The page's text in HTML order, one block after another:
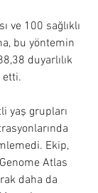
ve 100 sağlıklı
bu yöntemin
duyarlılık
etti.
yaş grupları
Ekip,
Atlas
daha da